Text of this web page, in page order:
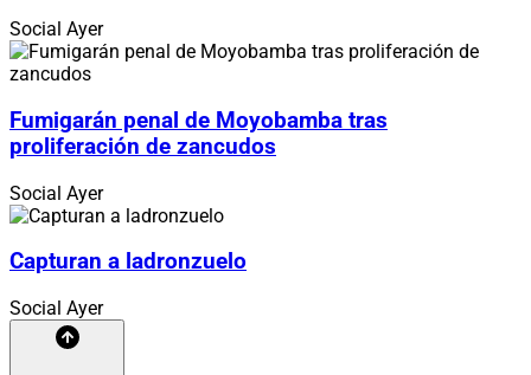
Social Ayer
Fumigarán penal de Moyobamba tras
proliferación de zancudos
Social Ayer
Capturan a ladronzuelo
Social Ayer